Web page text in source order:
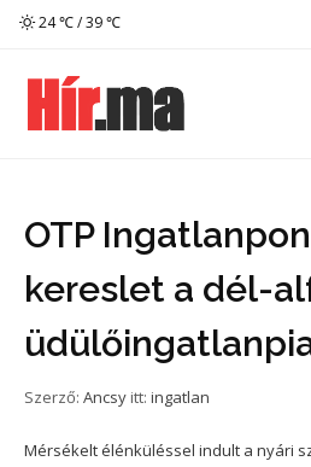
24 ℃ / 39 ℃
OTP
kereslet a dél-
Szerző: Ancsy itt: ingatlan
Mérsékelt élénküléssel indult a nyári